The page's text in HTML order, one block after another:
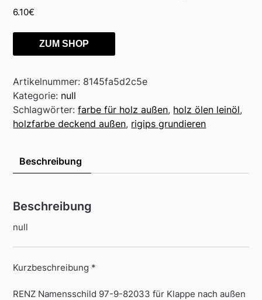
6.10€
ZUM SHOP
Artikelnummer: 8145fa5d2c5e
Kategorie: null
Schlagwörter:farbe für holz außen, holz ölen leinöl,
holzfarbe deckend außen, rigips grundieren
Beschreibung
Beschreibung
null
Kurzbeschreibung *
RENZ Namensschild 97-9-82033 für Klappe nach außen